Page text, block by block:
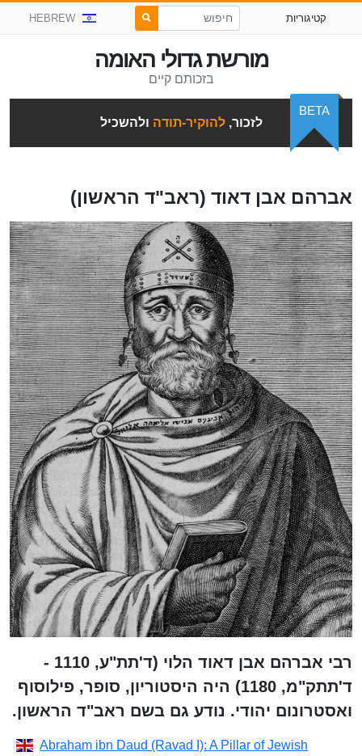
קטיגוריות HEBREW
מורשת גדולי האומה
בזכותם קיים
לזכור,להוקיר-תודה ולהשכיל
BETA
אברהם אבן דאוד (ראב"ד הראשון)
רבי אברהם אבן דאוד הלוי (ד'תת"ע, 1110 -
ד'תתק"מ, 1180) היה היסטוריון, סופר, פילוסוף
ואסטרונום יהודי. נודע גם בשם ראב"ד הראשון.
Abraham ibn Daud (Ravad I): A Pillar of Jewish